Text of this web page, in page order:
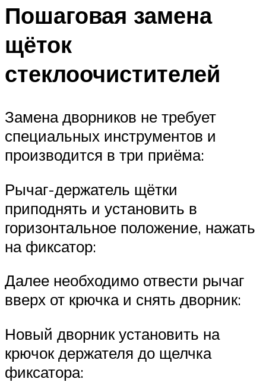
Пошаговая замена
щёток
стеклоочистителей
Замена дворников не требует
специальных инструментов и
производится в три приёма:
Рычаг-держатель щётки
приподнять и установить в
горизонтальное положение, нажать
на фиксатор:
Далее необходимо отвести рычаг
вверх от крючка и снять дворник:
Новый дворник установить на
крючок держателя до щелчка
фиксатора: